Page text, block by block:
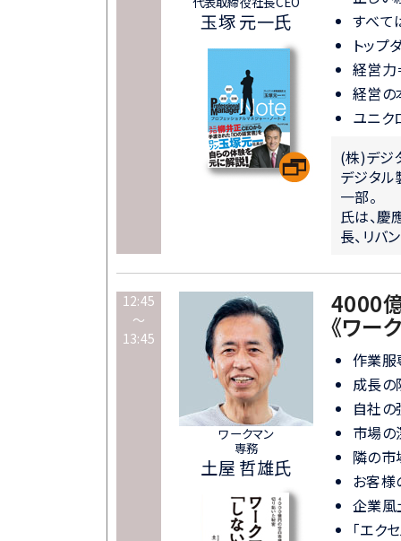
玉塚 元一氏
すべて
トップ
経営
経営の
ユニク
(株)デジ
デジタル
一部。
氏は、慶
長、リバ
12:45
～
13:45
ワークマン
専務
土屋 哲雄氏
4000
《ワー
作業服
成長の
自社の
市場の
隣の市
お客様
企業風
「エク